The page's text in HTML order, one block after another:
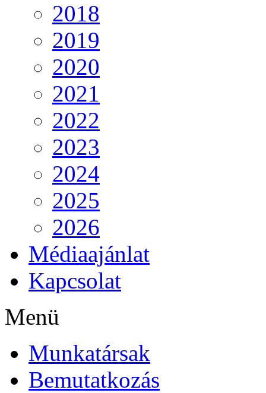
2018
2019
2020
2021
2022
2023
2024
2025
2026
Médiaajánlat
Kapcsolat
Menü
Munkatársak
Bemutatkozás